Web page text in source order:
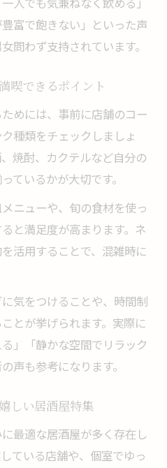
豊富で飽きない」といった声
問わず支持されています。
喫できるポイント
めには、事前に店舗のコー
種類をチェックしましょ
焼酎、カクテルなど自分の
ているかが大切です。
ニューや、旬の食材を使っ
と満足度が高まります。ネ
活用することで、混雑時に
気をつけることや、時間制
とが挙げられます。実際に
」「静かな空間でリラック
声も参考になります。
しい居酒屋特集
最適な居酒屋が多く存在し
ている店舗や、個室でゆっ